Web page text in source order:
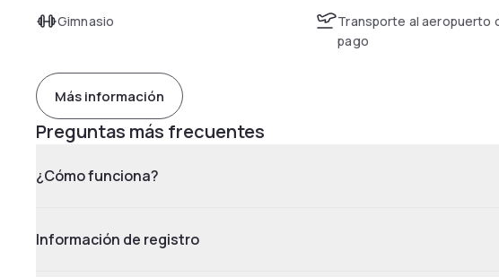
Gimnasio
Transporte al aeropuerto
pago
Más información
Preguntas más frecuentes
¿Cómo funciona?
Información de registro